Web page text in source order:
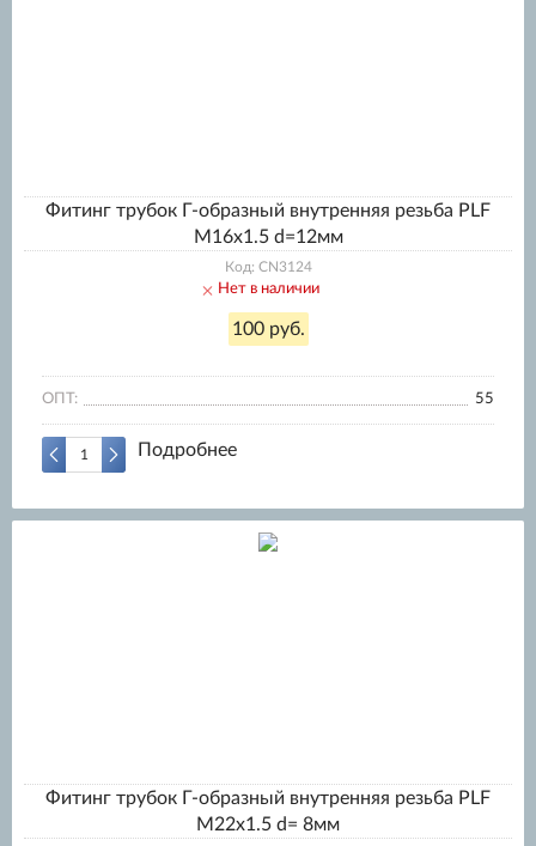
Фитинг трубок Г-образный внутренняя резьба PLF
M16x1.5 d=12мм
Код: CN3124
Нет в наличии
100 руб.
ОПТ: 55
Подробнее
Фитинг трубок Г-образный внутренняя резьба PLF
M22x1.5 d= 8мм